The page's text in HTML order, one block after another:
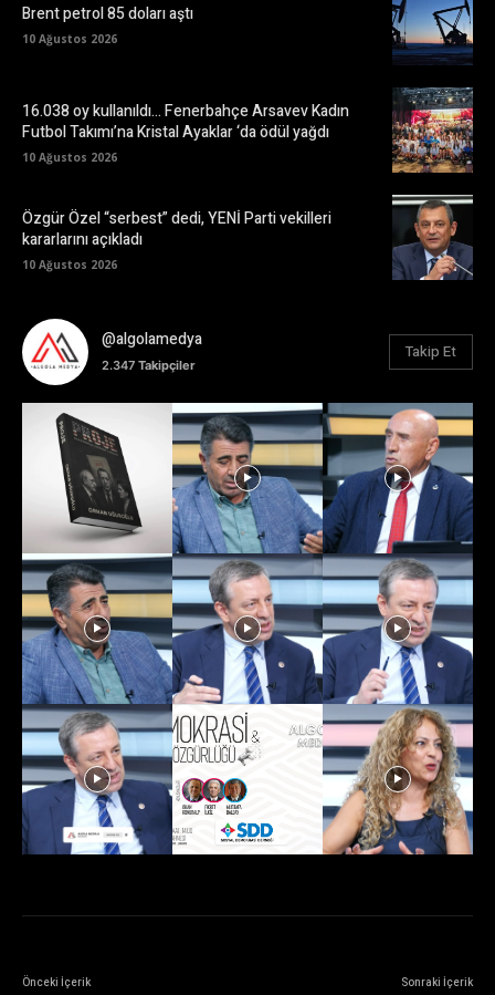
Brent petrol 85 doları aştı
10 Ağustos 2026
16.038 oy kullanıldı… Fenerbahçe Arsavev Kadın
Futbol Takımı’na Kristal Ayaklar ‘da ödül yağdı
10 Ağustos 2026
Özgür Özel “serbest” dedi, YENİ Parti vekilleri
kararlarını açıkladı
10 Ağustos 2026
@algolamedya
2.347 Takipçiler
Takip Et
Önceki İçerik Sonraki İçerik